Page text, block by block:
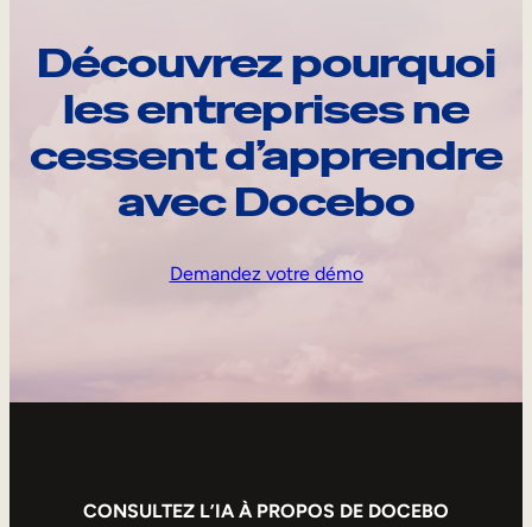
Découvrez pourquoi
les entreprises ne
cessent d’apprendre
avec Docebo
Demandez votre démo
CONSULTEZ L’IA À PROPOS DE DOCEBO